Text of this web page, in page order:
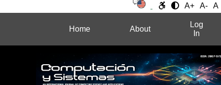
A+ A- A
Home About
Log
In